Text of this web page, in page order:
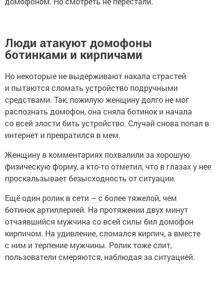
Люди атакуют домофоны
ботинками и кирпичами
Но некоторые не выдерживают накала страстей
и пытаются сломать устройство подручными
средствами. Так, пожилую женщину долго не мог
распознать домофон, она сняла ботинок и начала
со всей злости бить устройство. Случай снова попал в
интернет и превратился в мем.
Женщину в комментариях похвалили за хорошую
физическую форму, а кто-то отметил, что в глазах у нее
проскальзывает безысходность от ситуации.
Ещё один ролик в сети – с более тяжелой, чем
ботинок артиллерией. На протяжении двух минут
отчаявшийся мужчина со всей силы бил домофон
кирпичом. На удивление, сломался кирпич, а вместе
с ним и терпение мужчины. Ролик тоже слит,
пользователи смеряются, наблюдая за ситуацией.